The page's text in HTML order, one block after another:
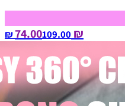
₪ 74.00
109.00‏ ₪